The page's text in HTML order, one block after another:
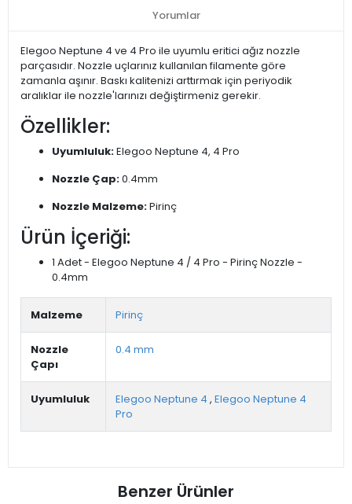
Yorumlar
Elegoo Neptune 4 ve 4 Pro ile uyumlu eritici ağız nozzle
parçasıdır. Nozzle uçlarınız kullanılan filamente göre
zamanla aşınır. Baskı kalitenizi arttırmak için periyodik
aralıklar ile nozzle'larınızı değiştirmeniz gerekir.
Özellikler:
Uyumluluk:Elegoo Neptune 4, 4 Pro
Nozzle Çap:0.4mm
Nozzle Malzeme:Pirinç
Ürün İçeriği:
1 Adet - Elegoo Neptune 4 / 4 Pro - Pirinç Nozzle -
0.4mm
Malzeme Pirinç
Nozzle
Çapı
0.4 mm
Uyumluluk Elegoo Neptune 4 , Elegoo Neptune 4
Pro
Benzer Ürünler